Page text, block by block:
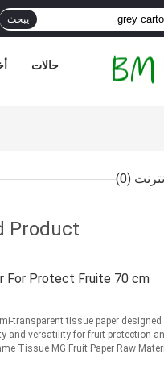
يبحث
حالات
(0)
Product
and versatility for fruit protection
Tissue MG Fruit Paper Raw